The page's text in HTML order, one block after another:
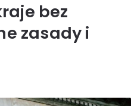
bez
zasady i